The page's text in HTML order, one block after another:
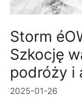
Storm
Szkocję
podróży i
2025-01-26